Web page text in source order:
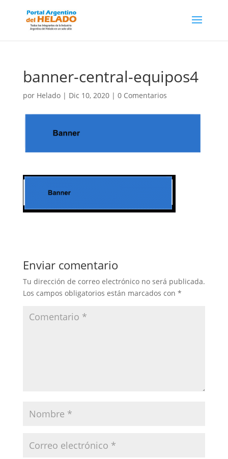
banner-central-equipos4
por Helado| Dic 10, 2020| 0 Comentarios
Enviar comentario
Tu dirección de correo electrónico no será publicada.
Los campos obligatorios están marcados con *